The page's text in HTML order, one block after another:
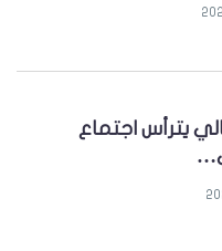
يترأس اجتماع